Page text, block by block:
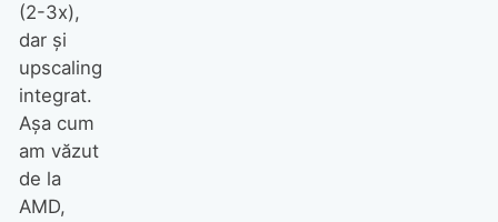
(2-3x),
dar și
upscaling
integrat.
Așa cum
am văzut
de la
AMD,